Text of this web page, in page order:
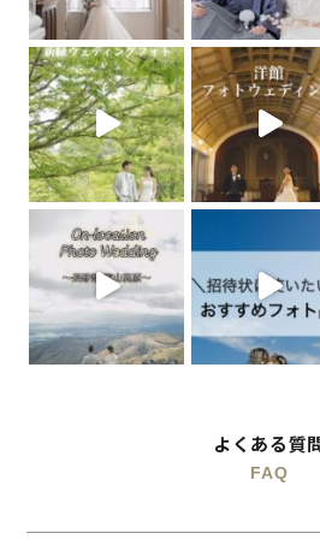
よくある質
FAQ